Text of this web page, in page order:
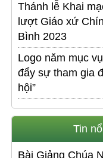
Thánh lễ Khai
lượt Giáo xứ
Bình 2023
Logo năm mục
đẩy sự tham gia
hội”
Tin
Bài Giảng Chúa